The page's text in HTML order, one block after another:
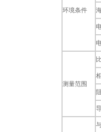
环境条件
测量范围